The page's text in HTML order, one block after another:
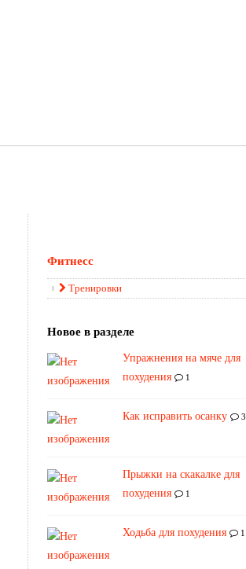
Фитнесс
Тренировки
Новое в разделе
Упражнения на мяче для
похудения
1
Как исправить осанку 3
Прыжки на скакалке для
похудения
1
Ходьба для похудения 1